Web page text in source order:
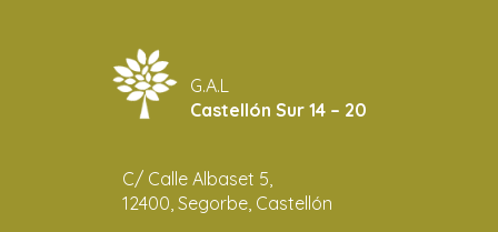
G.A.L
Castellón Sur 14 – 20
C/ Calle Albaset 5,
12400, Segorbe, Castellón